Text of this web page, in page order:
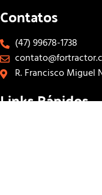
Contatos
(47) 99678-1738
R. Francisco Miguel
Links Rápidos